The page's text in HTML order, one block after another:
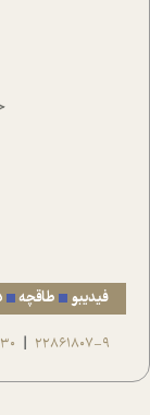
فیدیبو طاقچه
22861807-9
|